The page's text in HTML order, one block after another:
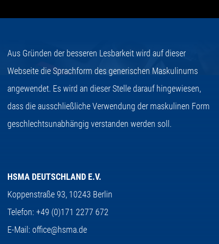
Aus Gründen der besseren Lesbarkeit wird auf dieser
Webseite die Sprachform des generischen Maskulinums
angewendet. Es wird an dieser Stelle darauf hingewiesen,
dass die ausschließliche Verwendung der maskulinen Form
geschlechtsunabhängig verstanden werden soll.
HSMA DEUTSCHLAND E.V.
Koppenstraße 93, 10243 Berlin
Telefon: +49 (0)171 2277 672
E-Mail: office@hsma.de